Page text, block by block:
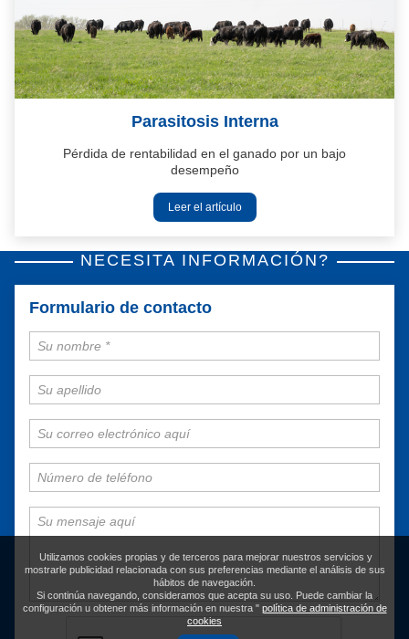
Parasitosis Interna
Pérdida de rentabilidad en el ganado por un bajo
desempeño
Leer el artículo
NECESITA INFORMACIÓN?
Formulario de contacto
Utilizamos cookies propias y de terceros para mejorar nuestros servicios y
mostrarle publicidad relacionada con sus preferencias mediante el análisis de sus
hábitos de navegación.
Si continúa navegando, consideramos que acepta su uso. Puede cambiar la
configuración u obtener más información en nuestra " política de administración de
cookies